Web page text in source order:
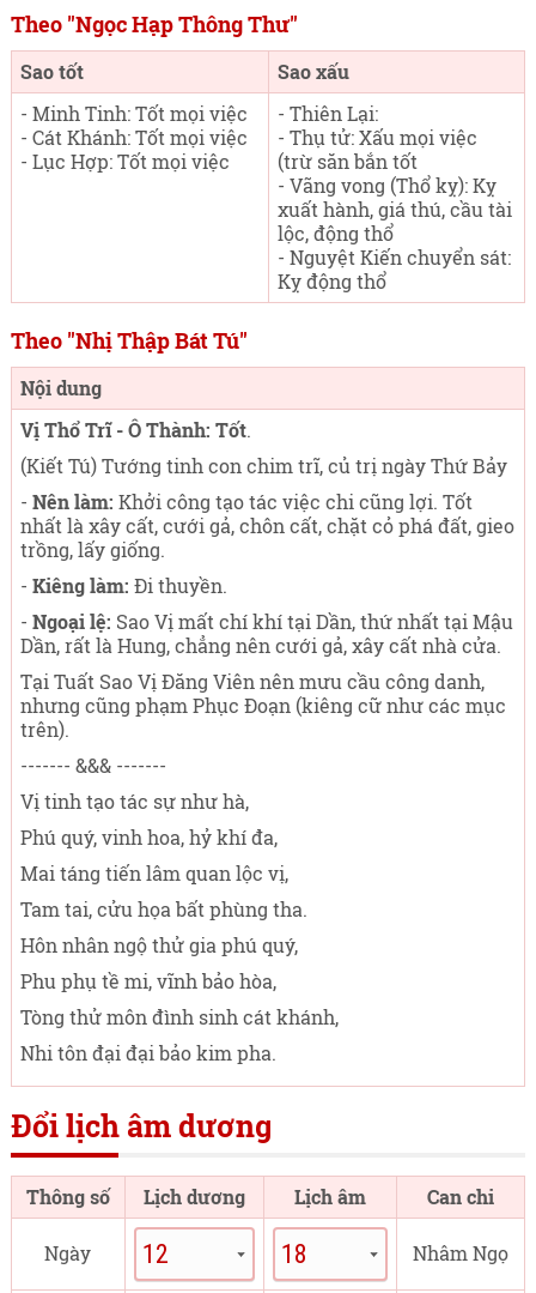
Theo "Ngọc Hạp Thông Thư"
Sao tốt
Sao xấu
- Minh Tinh: Tốt mọi việc
- Cát Khánh: Tốt mọi việc
- Lục Hợp: Tốt mọi việc
- Thiên Lại:
- Thụ tử: Xấu mọi việc
(trừ săn bắn tốt
- Vãng vong (Thổ kỵ): Kỵ
xuất hành, giá thú, cầu tài
lộc, động thổ
- Nguyệt Kiến chuyển sát:
Kỵ động thổ
Theo "Nhị Thập Bát Tú"
Nội dung
Vị Thổ Trĩ - Ô Thành: Tốt.
(Kiết Tú) Tướng tinh con chim trĩ, củ trị ngày Thứ Bảy
- Nên làm: Khởi công tạo tác việc chi cũng lợi. Tốt
nhất là xây cất, cưới gả, chôn cất, chặt cỏ phá đất, gieo
trồng, lấy giống.
- Kiêng làm: Đi thuyền.
- Ngoại lệ: Sao Vị mất chí khí tại Dần, thứ nhất tại Mậu
Dần, rất là Hung, chẳng nên cưới gả, xây cất nhà cửa.
Tại Tuất Sao Vị Đăng Viên nên mưu cầu công danh,
nhưng cũng phạm Phục Đoạn (kiêng cữ như các mục
trên).
------- &&& -------
Vị tinh tạo tác sự như hà,
Phú quý, vinh hoa, hỷ khí đa,
Mai táng tiến lâm quan lộc vị,
Tam tai, cửu họa bất phùng tha.
Hôn nhân ngộ thử gia phú quý,
Phu phụ tề mi, vĩnh bảo hòa,
Tòng thử môn đình sinh cát khánh,
Nhi tôn đại đại bảo kim pha.
Đổi lịch âm dương
Thông số Lịch dương Lịch âm Can chi
Ngày Nhâm Ngọ